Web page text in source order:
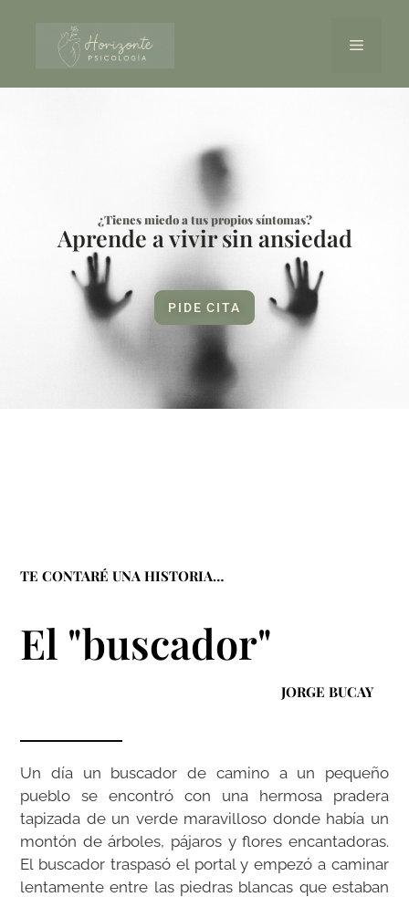
¿Tienes miedo a tus propios síntomas?
Aprende a vivir sin ansiedad
PIDE CITA
TE CONTARÉ UNA HISTORIA…
El "buscador"
JORGE BUCAY
Un día un buscador de camino a un pequeño
pueblo se encontró con una hermosa pradera
tapizada de un verde maravilloso donde había un
montón de árboles, pájaros y flores encantadoras.
El buscador traspasó el portal y empezó a caminar
lentamente entre las piedras blancas que estaban